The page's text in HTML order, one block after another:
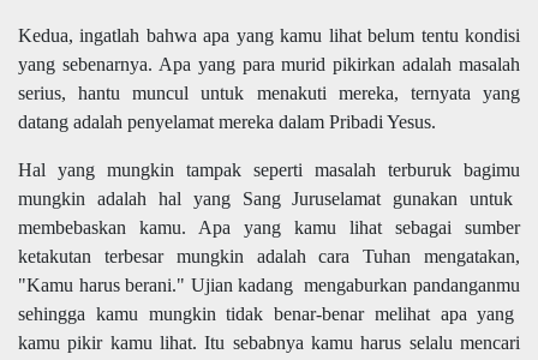
Kedua, ingatlah bahwa apa yangkamu lihat belum tentu kondisi
yang sebenarnya. Apa yang para murid pikirkan adalah masalah
serius, hantumuncul untuk menakuti mereka, ternyatayang
datang adalah penyelamat mereka dalam Pribadi Yesus.
Hal yang mungkin tampak seperti masalah terburuk bagimu
mungkin adalah hal yang SangJuruselamat gunakan untuk
membebaskan kamu. Apa yang kamu lihat sebagai sumber
ketakutan terbesar mungkin adalahcara Tuhan mengatakan,
"Kamu harus berani." Ujiankadang mengaburkanpandanganmu
sehingga kamu mungkin tidak benar-benar melihat apa yang
kamu pikir kamulihat. Itu sebabnyakamuharus selalu mencari